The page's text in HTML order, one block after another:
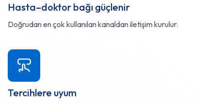
Hasta–doktor bağı güçlenir
Doğrudan en çok kullanılan kanaldan iletişim kurulur.
Tercihlere uyum